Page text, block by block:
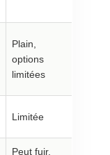
Plain,
options
limitées
Limitée
Peut fuir,